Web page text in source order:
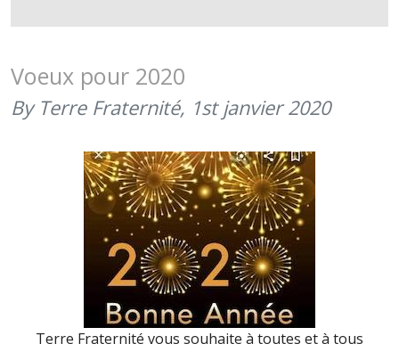
ANNÉE
Voeux pour 2020
By Terre Fraternité, 1st janvier 2020
Terre Fraternité vous souhaite à toutes et à tous